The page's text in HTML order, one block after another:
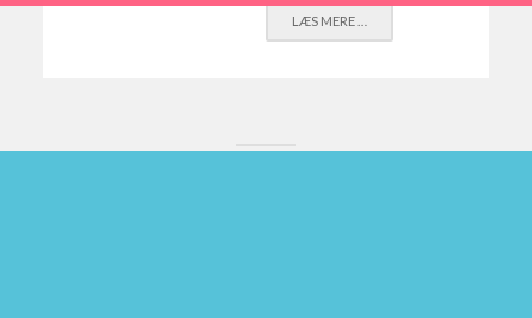
LÆS MERE …